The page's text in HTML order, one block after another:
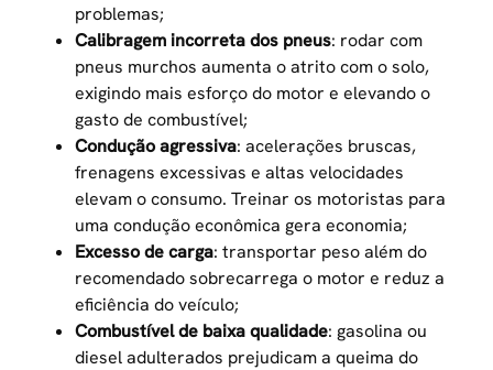
problemas;
Calibragem incorreta dos pneus: rodar com
pneus murchos aumenta o atrito com o solo,
exigindo mais esforço do motor e elevando o
gasto de combustível;
Condução agressiva: acelerações bruscas,
frenagens excessivas e altas velocidades
elevam o consumo. Treinar os motoristas para
uma condução econômica gera economia;
Excesso de carga: transportar peso além do
recomendado sobrecarrega o motor e reduz a
eficiência do veículo;
Combustível de baixa qualidade: gasolina ou
diesel adulterados prejudicam a queima do